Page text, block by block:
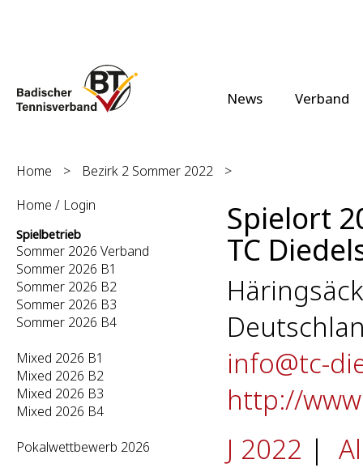
News Verband
Home > Bezirk 2 Sommer 2022
>
Home / Login
Spielbetrieb
Sommer 2026 Verband
Sommer 2026 B1
Sommer 2026 B2
Sommer 2026 B3
Sommer 2026 B4
Mixed 2026 B1
Mixed 2026 B2
Mixed 2026 B3
Mixed 2026 B4
Pokalwettbewerb 2026
Spielort
TC
info@tc-
http://
J 2022 |